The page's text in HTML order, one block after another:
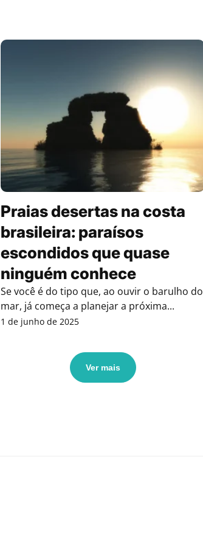
Praias desertas na costa
brasileira: paraísos
escondidos que quase
ninguém conhece
Se você é do tipo que, ao ouvir o barulho do
mar, já começa a planejar a próxima...
1 de junho de 2025
Ver mais